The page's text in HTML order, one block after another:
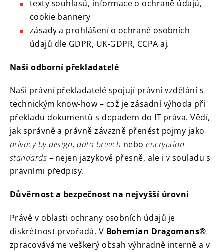
texty souhlasů, informace o ochraně údajů,
cookie bannery
zásady a prohlášení o ochraně osobních
údajů dle GDPR, UK-GDPR, CCPA aj.
Naši odborní překladatelé
Naši právní překladatelé spojují právní vzdělání s
technickým know-how – což je zásadní výhoda při
překladu dokumentů s dopadem do IT práva. Vědí,
jak správně a právně závazně přenést pojmy jako
privacy by design,data breach nebo encryption
standards – nejen jazykově přesně, ale i v souladu s
právními předpisy.
Důvěrnost a bezpečnost na nejvyšší úrovni
Právě v oblasti ochrany osobních údajů je
diskrétnost prvořadá. V Bohemian Dragomans®
zpracováváme veškerý obsah výhradně interně a v